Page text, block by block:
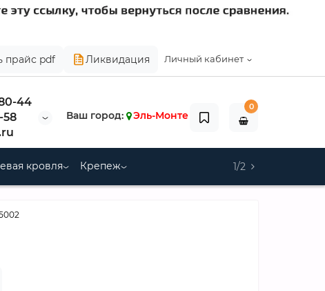
Личный кабинет
прайс pdf Ликвидация
44
58
Ваш город: Эль-Монте
0
кровля Крепеж 1/2